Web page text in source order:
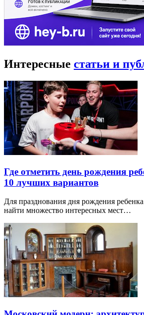
Интересные статьи и
Где отметить день рождения
10 лучших вариантов
Для празднования дня рождения
найти множество интересных мест…